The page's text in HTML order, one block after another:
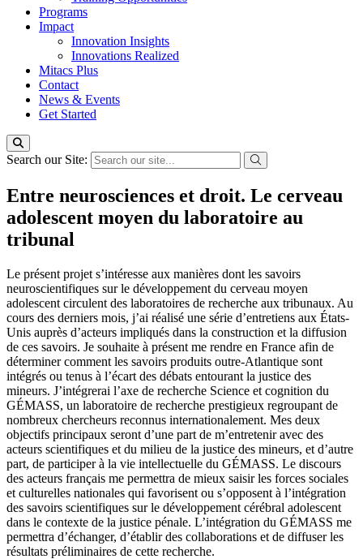
Programs
Impact
Innovation Insights
Innovations Realized
Mitacs Plus
Contact
News & Events
Get Started
Search our Site:
Entre neurosciences et droit. Le cerveau
adolescent moyen du laboratoire au
tribunal
Le présent projet s’intéresse aux manières dont les savoirs
neuroscientifiques sur le développement du cerveau moyen
adolescent circulent des laboratoires de recherche aux tribunaux. Au
cours des derniers mois, j’ai réalisé une série d’entretiens aux États-
Unis auprès d’acteurs impliqués dans la construction et la diffusion
de ces savoirs. Je souhaite à présent me rendre en France afin de
déterminer comment les savoirs produits outre-Atlantique sont
intégrés ou tenus à l’écart des débats entourant la justice des
mineurs. J’intégrerai l’axe de recherche Science et cognition du
GÉMASS, un laboratoire de recherche prestigieux regroupant de
nombreux chercheurs reconnus internationalement. Mes deux
objectifs principaux seront d’une part de m’entretenir avec des
acteurs scientifiques et du milieu de la justice des mineurs, et d’autre
part, de participer à la vie intellectuelle du GÉMASS. Le discours
des acteurs français me permettra de mieux saisir les forces sociales
et culturelles nationales qui favorisent ou s’opposent à l’intégration
des savoirs scientifiques sur le développement cérébral adolescent
dans le contexte de la justice pénale. L’intégration du GÉMASS me
permettra d’échanger, d’établir des collaborations et de diffuser les
résultats préliminaires de cette recherche.